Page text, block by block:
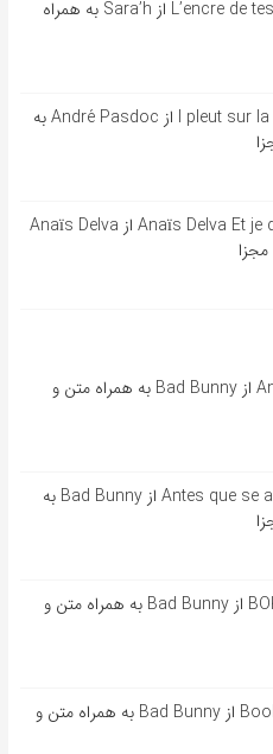
آهنگ فرانسوی L’encre de tes yeux از Sara’h به همراه
آهنگ فرانسوی l pleut sur la route از André Pasdoc به
آهنگ فرانسوی Anaïs Delva Et je danse از Anaïs Delva
آهنگ اسپانیایی Andrea از Bad Bunny به همراه متن و
آهنگ اسپانیایی Antes que se acabe از Bad Bunny به
آهنگ اسپانیایی BOKeTE از Bad Bunny به همراه متن و
آهنگ اسپانیایی Booker T از Bad Bunny به همراه متن و